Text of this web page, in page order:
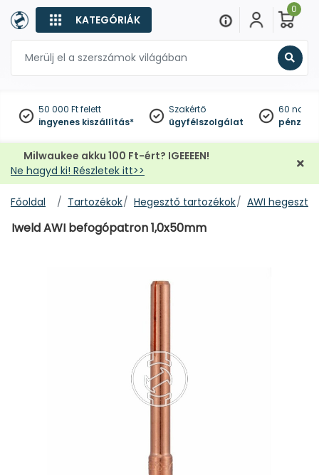
KATEGÓRIÁK
0
50 000 Ft felett
ingyenes kiszállítás*
Szakértő
ügyfélszolgálat
60
Milwaukee akku 100 Ft-ért? IGEEEEN!
Ne hagyd ki! Részletek itt>>
Főoldal Tartozékok Hegesztő tartozékok AWI
Iweld AWI befogópatron 1,0x50mm